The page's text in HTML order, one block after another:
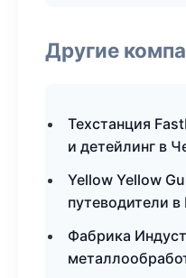
Другие
Техстанция
и детейлинг в
Yellow Yellow
путеводители в
Фабрика